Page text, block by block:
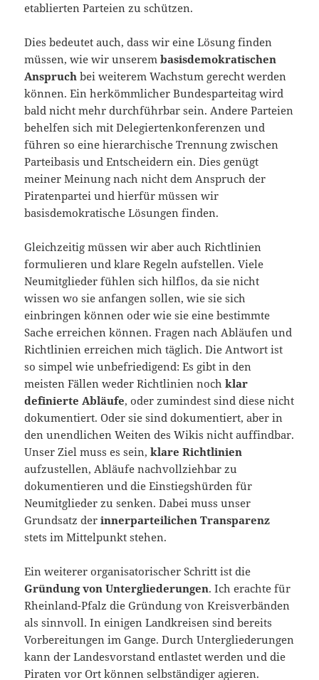
etablierten Parteien zu schützen.
Dies bedeutet auch, dass wir eine Lösung finden
müssen, wie wir unserembasisdemokratischen
Anspruch bei weiterem Wachstum gerecht werden
können. Ein herkömmlicher Bundesparteitag wird
bald nicht mehr durchführbar sein. Andere Parteien
behelfen sich mit Delegiertenkonferenzen und
führen so eine hierarchische Trennung zwischen
Parteibasis und Entscheidern ein. Dies genügt
meiner Meinung nach nicht dem Anspruch der
Piratenpartei und hierfür müssen wir
basisdemokratische Lösungen finden.
Gleichzeitig müssen wir aber auch Richtlinien
formulieren und klare Regeln aufstellen. Viele
Neumitglieder fühlen sich hilflos, da sie nicht
wissen wo sie anfangen sollen, wie sie sich
einbringen können oder wie sie eine bestimmte
Sache erreichen können. Fragen nach Abläufen und
Richtlinien erreichen mich täglich. Die Antwort ist
so simpel wie unbefriedigend: Es gibt in den
meisten Fällen weder Richtlinien nochklar
definierte Abläufe, oder zumindest sind diese nicht
dokumentiert. Oder sie sind dokumentiert, aber in
den unendlichen Weiten des Wikis nicht auffindbar.
Unser Ziel muss es sein,klare Richtlinien
aufzustellen, Abläufe nachvollziehbar zu
dokumentieren und die Einstiegshürden für
Neumitglieder zu senken. Dabei muss unser
Grundsatz der innerparteilichen Transparenz
stets im Mittelpunkt stehen.
Ein weiterer organisatorischer Schritt ist die
Gründung von Untergliederungen. Ich erachte für
Rheinland-Pfalz die Gründung von Kreisverbänden
als sinnvoll. In einigen Landkreisen sind bereits
Vorbereitungen im Gange. Durch Untergliederungen
kann der Landesvorstand entlastet werden und die
Piraten vor Ort können selbständiger agieren.